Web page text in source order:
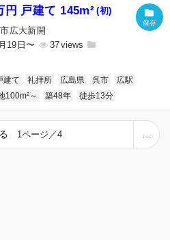
円 戸建て 145m² (初)
広大新開
19日〜
37
建て 礼拝所 広島県 呉市
広駅
100m²～ 築48年 徒歩13分
1ページ／4